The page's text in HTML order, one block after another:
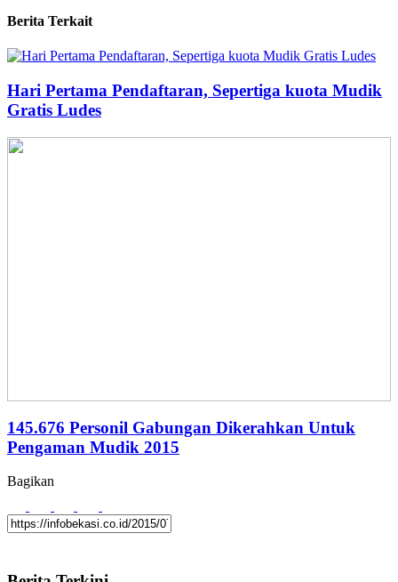
Berita Terkait
Hari Pertama Pendaftaran, Sepertiga kuota Mudik
Gratis Ludes
145.676 Personil Gabungan Dikerahkan Untuk
Pengaman Mudik 2015
Bagikan